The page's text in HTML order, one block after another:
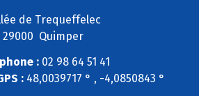
de Trequeffelec
29000 Quimper
:02 98 64 51 41
:48,0039717 ° , -4,0850843 °